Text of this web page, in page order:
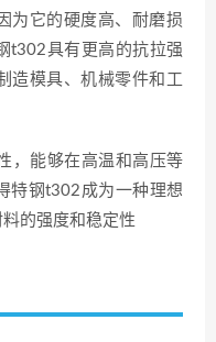
为它的硬度高、耐磨损
t302具有更高的抗拉强
造模具、机械零件和工
，能够在高温和高压等
特钢t302成为一种理想
的强度和稳定性